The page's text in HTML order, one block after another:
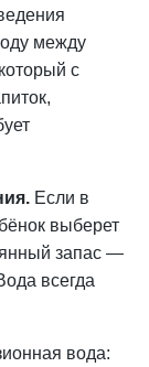
между
с
Если в
выберет
запас —
всегда
вода: